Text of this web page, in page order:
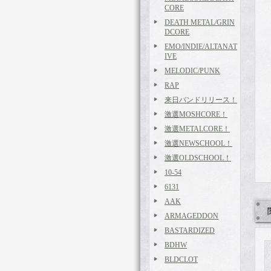
CORE
DEATH METAL/GRIN
DCORE
EMO/INDIE/ALTANAT
IVE
MELODIC/PUNK
RAP
来日バンドリリース！
激選MOSHCORE！
激選METALCORE！
激選NEWSCHOOL！
激選OLDSCHOOL！
10-54
6131
AAK
ARMAGEDDON
BASTARDIZED
BDHW
BLDCLOT